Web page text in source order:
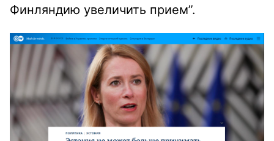
Финляндию увеличить прием”.